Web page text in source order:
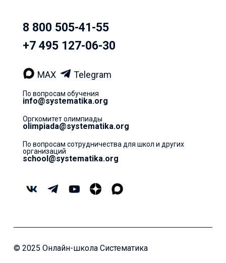
8 800 505-41-55
+7 495 127-06-30
MAX Telegram
По вопросам обучения
info@systematika.org
Оргкомитет олимпиады
olimpiada@systematika.org
По вопросам сотрудничества для школ и других
организаций
school@systematika.org
© 2025 Онлайн-школа Систематика